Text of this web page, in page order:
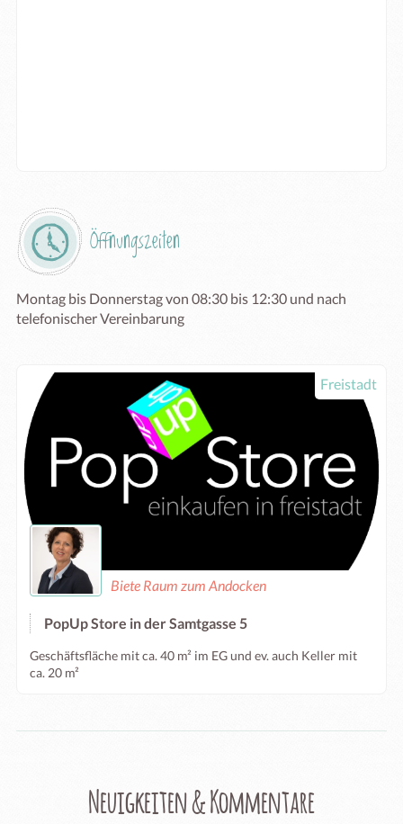
Öffnungszeiten
Montag bis Donnerstag von 08:30 bis 12:30 und nach
telefonischer Vereinbarung
Freistadt
Biete Raum zum Andocken
PopUp Store in der Samtgasse 5
Geschäftsfläche mit ca. 40 m² im EG und ev. auch Keller mit
ca. 20 m²
Neuigkeiten & Kommentare